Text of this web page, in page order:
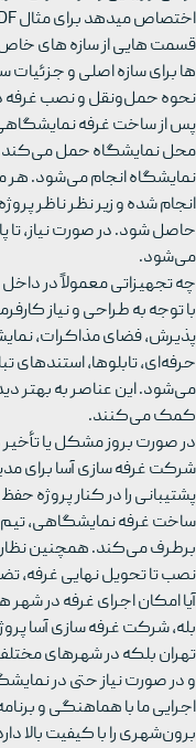
قسمت هایی از سازه های
ها برای سازه اصلی و جزئیات
نحوه حمل‌ونقل و نصب غرفه
پس از ساخت غرفه نمایشگاهی
محل نمایشگاه حمل می‌کند.
نمایشگاه انجام می‌شود. هر
انجام شده و زیر نظر ناظر
حاصل شود. در صورت نیاز، تا
می‌شود.
چه تجهیزاتی معمولاً در
با توجه به طراحی و نیاز
پذیرش، فضای مذاکرات،
حرفه‌ای، تابلوها، استندهای
می‌شود. این عناصر به بهتر
کمک می‌کنند.
در صورت بروز مشکل یا
شرکت غرفه سازی آسا برای
پشتیبانی را در کنار
ساخت غرفه نمایشگاهی،
برطرف می‌کند. همچنین
نصب تا تحویل نهایی غرفه،
آیا امکان اجرای غرفه در شهر
بله، شرکت غرفه سازی آسا
تهران بلکه در شهرهای مختلف
و در صورت نیاز حتی در
اجرایی ما با هماهنگی و
برون‌شهری را با کیفیت بالا